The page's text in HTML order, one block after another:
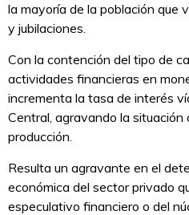
la mayoría de la población que
y jubilaciones.
Con la contención del tipo de
actividades financieras en
incrementa la tasa de interés
Central, agravando la
producción.
Resulta un agravante en el
económica del sector privado
especulativo financiero o del